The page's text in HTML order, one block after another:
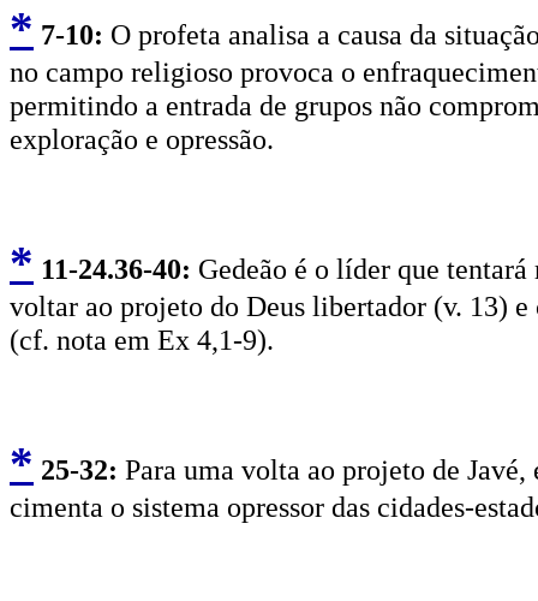
* 7-10: O profeta analisa a causa da
no campo religioso provoca o
permitindo a entrada de grupos não
exploração e opressão.
* 11-24.36-40: Gedeão é o líder que
voltar ao projeto do Deus libertador (v. 13)
(cf. nota em Ex 4,1-9).
* 25-32: Para uma volta ao projeto de
cimenta o sistema opressor das cidades-